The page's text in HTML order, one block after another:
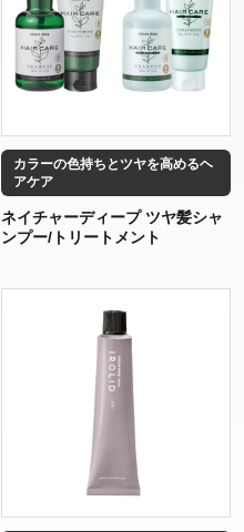
カラーの色持ちとツヤを高めるヘ
アケア
ネイチャーディープ ツヤ髪シャ
ンプー/トリートメント